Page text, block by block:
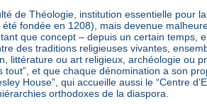
de Théologie, institution essentielle pour
fondée en 1208), mais devenue
que concept – depuis un certain temps,
des traditions religieuses vivantes,
littérature ou art religieux, archéologie ou
tout”, et que chaque dénomination a son
House”, qui accueille aussi le “Centre
orthodoxes de la diaspora.